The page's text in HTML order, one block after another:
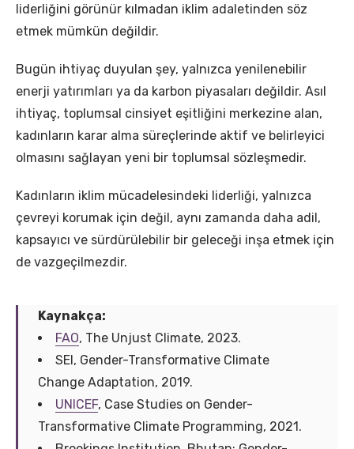
liderliğini görünür kılmadan iklim adaletinden söz
etmek mümkün değildir.
Bugün ihtiyaç duyulan şey, yalnızca yenilenebilir
enerji yatırımları ya da karbon piyasaları değildir. Asıl
ihtiyaç, toplumsal cinsiyet eşitliğini merkezine alan,
kadınların karar alma süreçlerinde aktif ve belirleyici
olmasını sağlayan yeni bir toplumsal sözleşmedir.
Kadınların iklim mücadelesindeki liderliği, yalnızca
çevreyi korumak için değil, aynı zamanda daha adil,
kapsayıcı ve sürdürülebilir bir geleceği inşa etmek için
de vazgeçilmezdir.
Kaynakça:
FAO, The Unjust Climate, 2023.
SEI, Gender-Transformative Climate
Change Adaptation, 2019.
UNICEF, Case Studies on Gender-
Transformative Climate Programming, 2021.